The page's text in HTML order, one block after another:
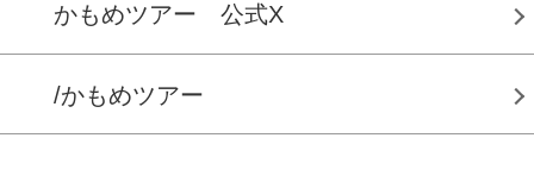
かもめツアー 公式X
/かもめツアー